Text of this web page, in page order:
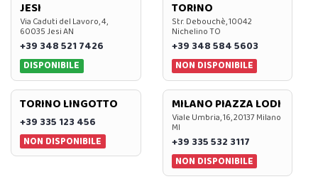
JESI
Via Caduti del Lavoro, 4,
60035 Jesi AN
+39 348 521 7426
DISPONIBILE
TORINO
Str. Debouchè, 10042
Nichelino TO
+39 348 584 5603
NON DISPONIBILE
TORINO LINGOTTO
+39 335 123 456
NON DISPONIBILE
MILANO PIAZZA LODI
Viale Umbria, 16, 20137 Milano
MI
+39 335 532 3117
NON DISPONIBILE